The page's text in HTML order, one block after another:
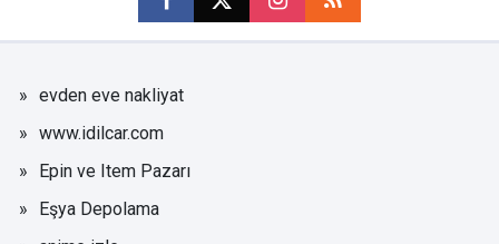
evden eve nakliyat
www.idilcar.com
Epin ve Item Pazarı
Eşya Depolama